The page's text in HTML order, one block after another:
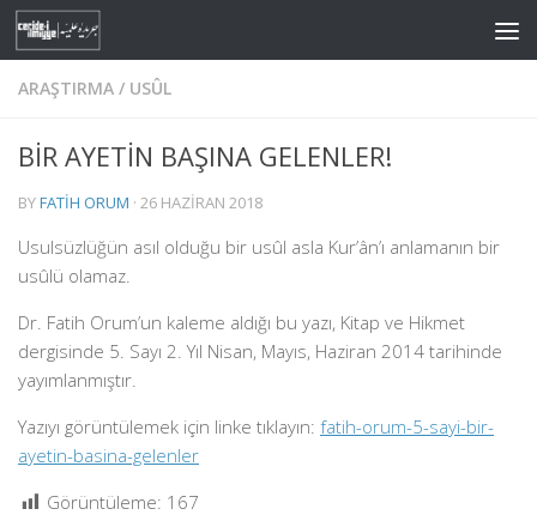
Skip to content
ARAŞTIRMA / USÛL
BİR AYETİN BAŞINA GELENLER!
BYFATIH ORUM · 26 HAZIRAN 2018
Usulsüzlüğün asıl olduğu bir usûl asla Kur’ân’ı anlamanın bir
usûlü olamaz.
Dr. Fatih Orum’un kaleme aldığı bu yazı, Kitap ve Hikmet
dergisinde 5. Sayı 2. Yıl Nisan, Mayıs, Haziran 2014 tarihinde
yayımlanmıştır.
Yazıyı görüntülemek için linke tıklayın: fatih-orum-5-sayi-bir-
ayetin-basina-gelenler
Görüntüleme: 167